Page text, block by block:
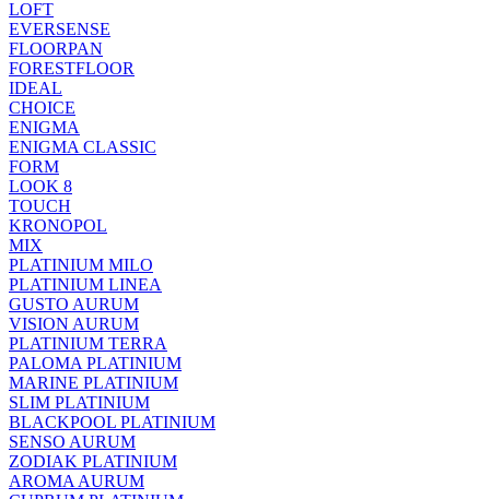
LOFT
EVERSENSE
FLOORPAN
FORESTFLOOR
IDEAL
CHOICE
ENIGMA
ENIGMA CLASSIC
FORM
LOOK 8
TOUCH
KRONOPOL
MIX
PLATINIUM MILO
PLATINIUM LINEA
GUSTO AURUM
VISION AURUM
PLATINIUM TERRA
PALOMA PLATINIUM
MARINE PLATINIUM
SLIM PLATINIUM
BLACKPOOL PLATINIUM
SENSO AURUM
ZODIAK PLATINIUM
AROMA AURUM